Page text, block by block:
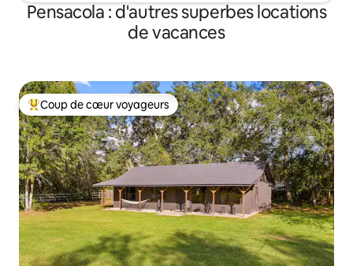
Pensacola : d'autres superbes locations
de vacances
Coups de cœur voyageurs les plus appréciés
Coup de cœur voyageurs